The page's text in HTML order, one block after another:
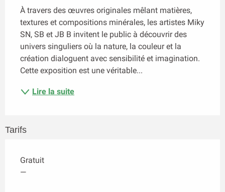
À travers des œuvres originales mêlant matières,
textures et compositions minérales, les artistes Miky
SN, SB et JB B invitent le public à découvrir des
univers singuliers où la nature, la couleur et la
création dialoguent avec sensibilité et imagination.
Cette exposition est une véritable...
Lire la suite
Tarifs
Gratuit
—